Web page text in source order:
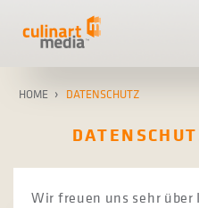
HOME DATENSCHUTZ
Wir freuen uns sehr über